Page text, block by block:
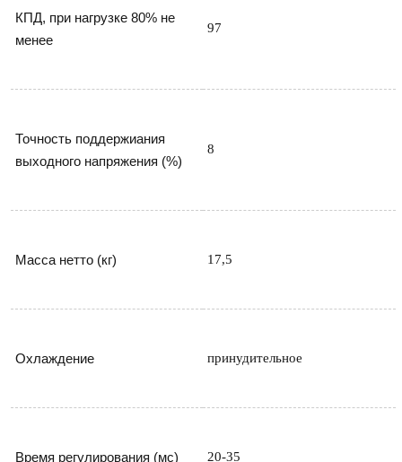
КПД, при нагрузке 80% не
менее
97
Точность поддержиания
выходного напряжения (%)
8
Масса нетто (кг) 17,5
Охлаждение принудительное
Время регулирования (мс) 20-35